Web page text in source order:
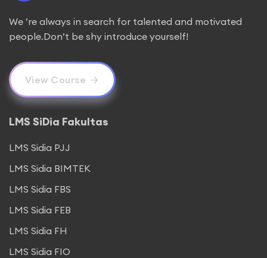
We ’re always in search for talented and motivated
people.Don’t be shy introduce yourself!
View Course
LMS SiDia Fakultas
LMS Sidia PJJ
LMS Sidia BIMTEK
LMS Sidia FBS
LMS Sidia FEB
LMS Sidia FH
LMS Sidia FIO